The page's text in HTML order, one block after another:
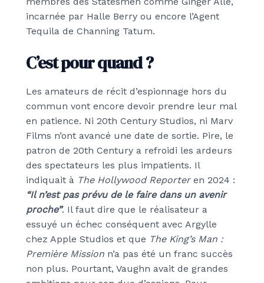
incarnée par Halle Berry ou encore l’Agent
Tequila de Channing Tatum.
C’est pour quand ?
Les amateurs de récit d’espionnage hors du
commun vont encore devoir prendre leur mal
en patience. Ni 20th Century Studios, ni Marv
Films n’ont avancé une date de sortie. Pire, le
patron de 20th Century a refroidi les ardeurs
des spectateurs les plus impatients. Il
indiquait à The Hollywood Reporteren 2024 :
“Il n’est pas prévu de le faire dans un avenir
proche”. Il faut dire que le réalisateur a
essuyé un échec conséquent avec Argylle
chez Apple Studios et que The King’s Man :
Première Mission n’a pas été un franc succès
non plus. Pourtant, Vaughn avait de grandes